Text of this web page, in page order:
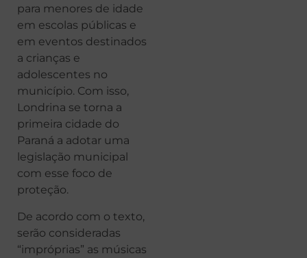
para menores de idade
em escolas públicas e
em eventos destinados
a crianças e
adolescentes no
município. Com isso,
Londrina se torna a
primeira cidade do
Paraná a adotar uma
legislação municipal
com esse foco de
proteção.
De acordo com o texto,
serão consideradas
“impróprias” as músicas